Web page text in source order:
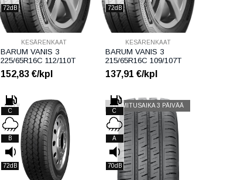
72dB
KESÄRENKAAT
BARUM VANIS 3
225/65R16C 112/110T
152,83 €/kpl
72dB
KESÄRENKAAT
BARUM VANIS 3
215/65R16C 109/107T
137,91 €/kpl
LOPPU
C
B
72dB
TOIMITUSAIKA 3 PÄIVÄÄ
C
A
70dB